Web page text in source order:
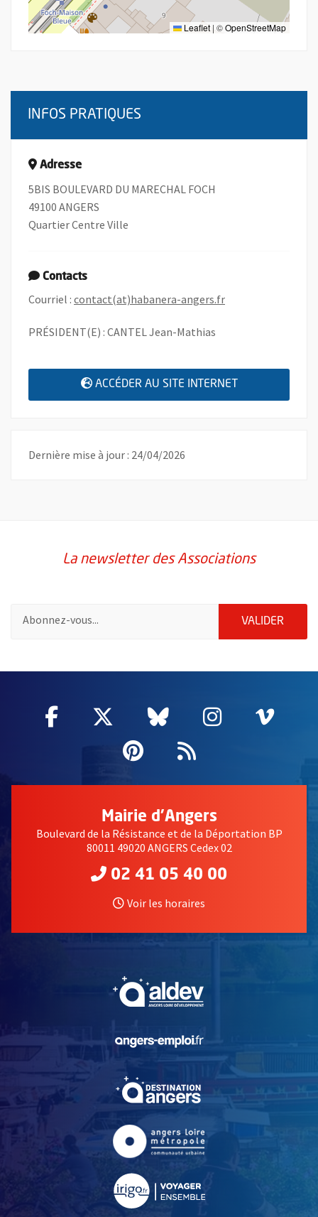
Leaflet | ©OpenStreetMap
INFOS PRATIQUES
Adresse
5BIS BOULEVARD DU MARECHAL FOCH
49100 ANGERS
Quartier Centre Ville
Contacts
Courriel : contact(at)habanera-angers.fr, Ouvre une
PRÉSIDENT(E) : CANTEL Jean-Mathias
ACCÉDER AU SITE INTERNET , OUVRE UNE
Dernière mise à jour : 24/04/2026
La newsletter des Associations
VALIDER
Facebook
, Ouvre une nouvelle fenêtre
Twitter
, Ouvre une nouvelle
Bluesky
, Ouvre une
Instagram
, Ouvre
,
Pinterest
, Ouvre une
Flux RSS
Mairie d'Angers
Boulevard de la Résistance et de la Déportation BP
80011 49020 ANGERS Cedex 02
02 41 05 40 00
Voir les horaires
, Ouvre une nouvelle
, Ouvre une nouvelle